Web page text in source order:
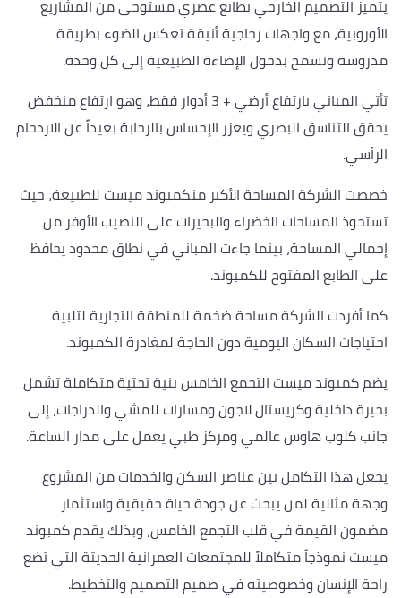
يتميز التصميم الخارجي بطابع عصري مستوحى من المشاريع
الأوروبية، مع واجهات زجاجية أنيقة تعكس الضوء بطريقة
مدروسة وتسمح بدخول الإضاءة الطبيعية إلى كل وحدة.
تأتي المباني بارتفاع أرضي + 3 أدوار فقط، وهو ارتفاع منخفض
يحقق التناسق البصري ويعزز الإحساس بالرحابة بعيداً عن الازدحام
الرأسي.
خصصت الشركة المساحة الأكبر منكمبوند ميست للطبيعة، حيث
تستحوذ المساحات الخضراء والبحيرات على النصيب الأوفر من
إجمالي المساحة، بينما جاءت المباني في نطاق محدود يحافظ
على الطابع المفتوح للكمبوند.
كما أفردت الشركة مساحة ضخمة للمنطقة التجارية لتلبية
احتياجات السكان اليومية دون الحاجة لمغادرة الكمبوند.
يضم كمبوند ميست التجمع الخامس بنية تحتية متكاملة تشمل
بحيرة داخلية وكريستال لاجون ومسارات للمشي والدراجات، إلى
جانب كلوب هاوس عالمي ومركز طبي يعمل على مدار الساعة.
يجعل هذا التكامل بين عناصر السكن والخدمات من المشروع
وجهة مثالية لمن يبحث عن جودة حياة حقيقية واستثمار
مضمون القيمة في قلب التجمع الخامس، وبذلك يقدم كمبوند
ميست نموذجاً متكاملاً للمجتمعات العمرانية الحديثة التي تضع
راحة الإنسان وخصوصيته في صميم التصميم والتخطيط.